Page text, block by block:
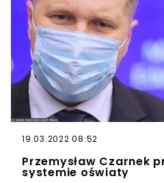
19.03.2022 08:52
Przemysław Czarnek
systemie oświaty